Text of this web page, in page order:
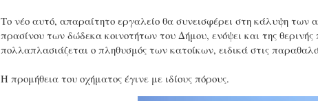
Το νέο αυτό, απαραίτητο εργαλείο θα συνεισφέρει στη κάλυψη των
πρασίνου των δώδεκα κοινοτήτων του Δήμου, ενόψει και της θερινής
πολλαπλασιάζεται ο πληθυσμός των κατοίκων, ειδικά στις
Η προμήθεια του οχήματος έγινε με ιδίους πόρους.